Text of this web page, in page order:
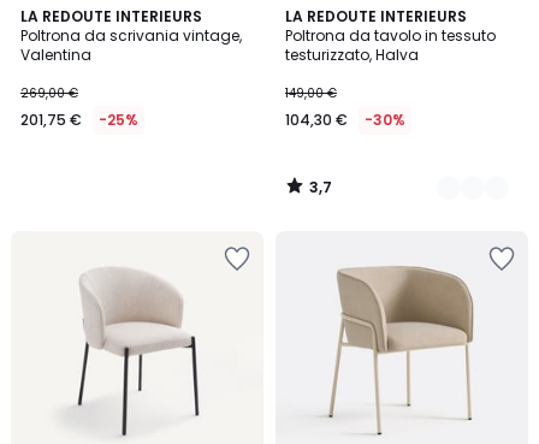
LA REDOUTE INTERIEURS
Poltrona da scrivania vintage,
Valentina
269,00 €
201,75 € -25%
LA REDOUTE INTERIEURS
Poltrona da tavolo in tessuto
testurizzato, Halva
149,00 €
104,30 € -30%
3,7
/ 5
2
Colori
3,7
/